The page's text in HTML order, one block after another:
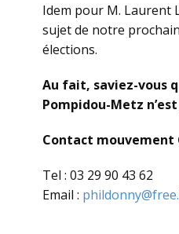
Idem pour M. Laurent
sujet de notre
élections.
Au fait, saviez-vous
Pompidou-Metz
Contact mouvement
Tel : 03 29 90 43 62
Email :